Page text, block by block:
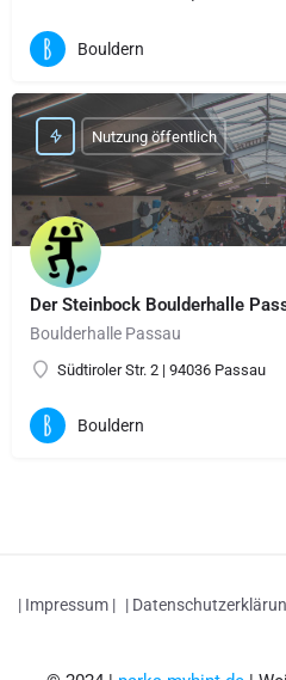
Bouldern
Der Steinbock Boulderhalle
Boulderhalle Passau
Südtiroler Str. 2 | 94036 Passau
Nutzung öffentlich
Bouldern
| Impressum | |